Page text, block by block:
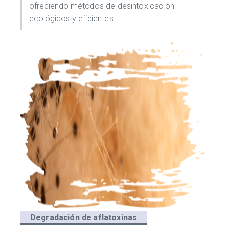
ofreciendo métodos de desintoxicación
ecológicos y eficientes.
Degradación de aflatoxinas